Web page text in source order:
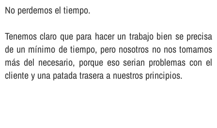
No perdemos el tiempo.
Tenemos claro que para hacer un trabajo bien se precisa
de un mí­nimo de tiempo, pero nosotros no nos tomamos
más del necesario, porque eso serian problemas con el
cliente y una patada trasera a nuestros principios.